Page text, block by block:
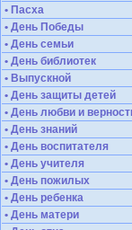
• Пасха
• День Победы
• День семьи
• День библиотек
• Выпускной
• День защиты детей
• День любви и
• День знаний
• День воспитателя
• День учителя
• День пожилых
• День ребенка
• День матери